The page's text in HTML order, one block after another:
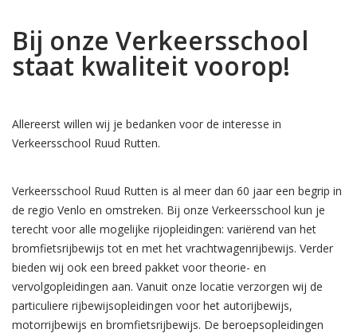
Bij onze Verkeersschool
staat kwaliteit voorop!
Allereerst willen wij je bedanken voor de interesse in
Verkeersschool Ruud Rutten.
Verkeersschool Ruud Rutten is al meer dan 60 jaar een begrip in
de regio Venlo en omstreken. Bij onze Verkeersschool kun je
terecht voor alle mogelijke rijopleidingen: variërend van het
bromfietsrijbewijs tot en met het vrachtwagenrijbewijs. Verder
bieden wij ook een breed pakket voor theorie- en
vervolgopleidingen aan. Vanuit onze locatie verzorgen wij de
particuliere rijbewijsopleidingen voor het autorijbewijs,
motorrijbewijs en bromfietsrijbewijs. De beroepsopleidingen